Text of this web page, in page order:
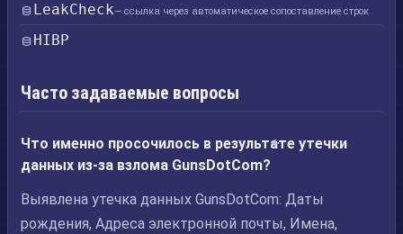
LeakCheck— ссылка через автоматическое сопоставление строк
HIBP
Часто задаваемые вопросы
Что именно просочилось в результате утечки
данных из-за взлома GunsDotCom?
Выявлена утечка данных GunsDotCom: Даты
рождения, Адреса электронной почты, Имена,